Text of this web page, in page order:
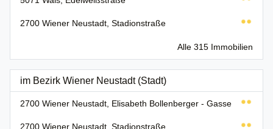
2700 Wiener Neustadt, Stadionstraße
Alle 315 Immobilien
im Bezirk Wiener Neustadt (Stadt)
2700 Wiener Neustadt, Elisabeth Bollenberger - Gasse
2700 Wiener Neustadt, Stadionstraße